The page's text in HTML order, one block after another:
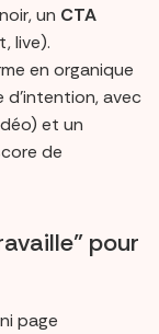
un CTA
live).
en organique
d’intention, avec
et un
de
pour
page